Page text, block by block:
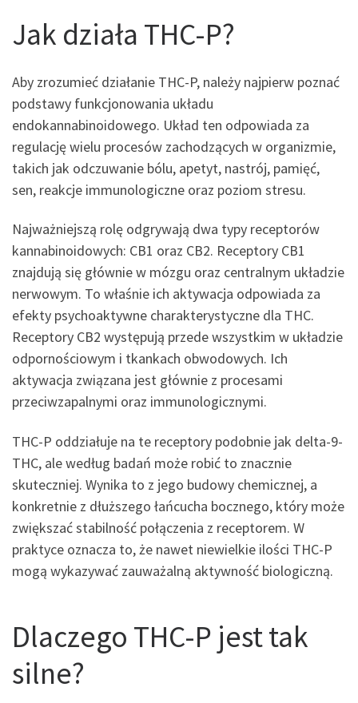
Jak działa THC-P?
Aby zrozumieć działanie THC-P, należy najpierw poznać
podstawy funkcjonowania układu
endokannabinoidowego. Układ ten odpowiada za
regulację wielu procesów zachodzących w organizmie,
takich jak odczuwanie bólu, apetyt, nastrój, pamięć,
sen, reakcje immunologiczne oraz poziom stresu.
Najważniejszą rolę odgrywają dwa typy receptorów
kannabinoidowych: CB1 oraz CB2. Receptory CB1
znajdują się głównie w mózgu oraz centralnym układzie
nerwowym. To właśnie ich aktywacja odpowiada za
efekty psychoaktywne charakterystyczne dla THC.
Receptory CB2 występują przede wszystkim w układzie
odpornościowym i tkankach obwodowych. Ich
aktywacja związana jest głównie z procesami
przeciwzapalnymi oraz immunologicznymi.
THC-P oddziałuje na te receptory podobnie jak delta-9-
THC, ale według badań może robić to znacznie
skuteczniej. Wynika to z jego budowy chemicznej, a
konkretnie z dłuższego łańcucha bocznego, który może
zwiększać stabilność połączenia z receptorem. W
praktyce oznacza to, że nawet niewielkie ilości THC-P
mogą wykazywać zauważalną aktywność biologiczną.
Dlaczego THC-P jest tak
silne?